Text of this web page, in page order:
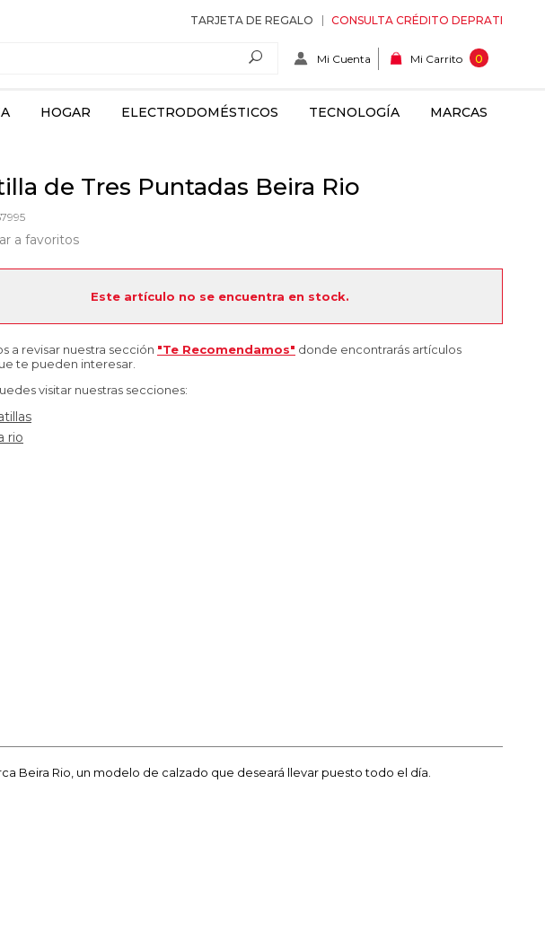
TARJETA DE REGALO CONSULTA CRÉDITO DEPRATI
Mi Cuenta Mi Carrito 0
HOGAR ELECTRODOMÉSTICOS TECNOLOGÍA MARCAS
de Tres Puntadas Beira Rio
a favoritos
Este artículo no se encuentra en stock.
a revisar nuestra sección "Te Recomendamos" donde encontrarás artículos
te pueden interesar.
visitar nuestras secciones:
rio
Beira Rio, un modelo de calzado que deseará llevar puesto todo el día.